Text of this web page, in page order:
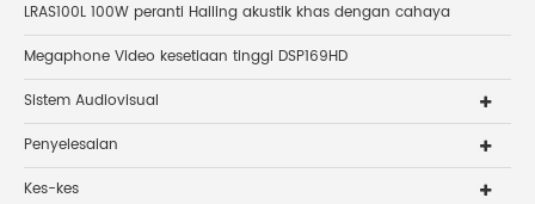
LRAS100L 100W peranti Hailing akustik khas dengan cahaya
Megaphone Video kesetiaan tinggi DSP169HD
Sistem Audiovisual
Penyelesaian
Kes-kes